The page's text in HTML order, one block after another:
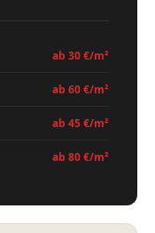
ab 30 €/m²
ab 60 €/m²
ab 45 €/m²
ab 80 €/m²